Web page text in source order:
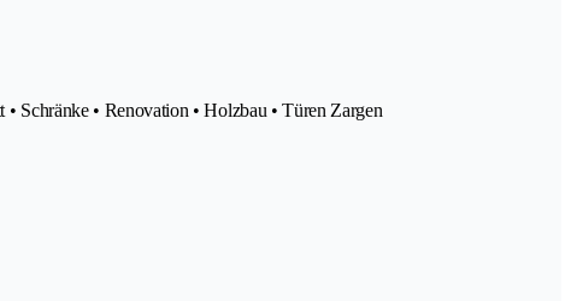
Schränke • Renovation • Holzbau • Türen Zargen